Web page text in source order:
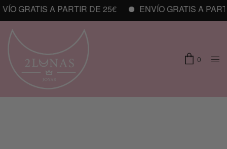
GRATIS A PARTIR DE 25€ ENVÍO GRATIS A
0